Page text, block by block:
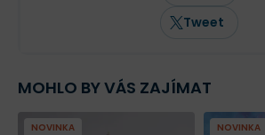
Tweet
MOHLO BY VÁS ZAJÍMAT
NOVINKA NOVINKA